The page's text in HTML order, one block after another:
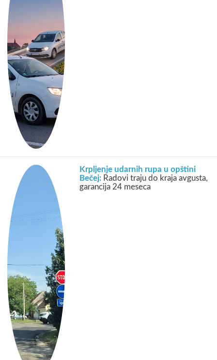
Krpljenje udarnih rupa u opštini
Bečej: Radovi traju do kraja avgusta,
garancija 24 meseca